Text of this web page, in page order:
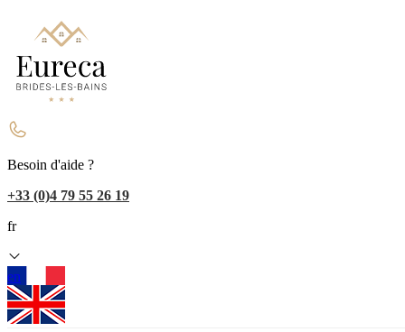
Besoin d'aide ?
+33 (0)4 79 55 26 19
fr
en